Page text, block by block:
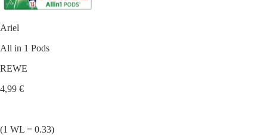
Ariel
All in 1 Pods
REWE
4,99 €
(1 WL = 0.33)